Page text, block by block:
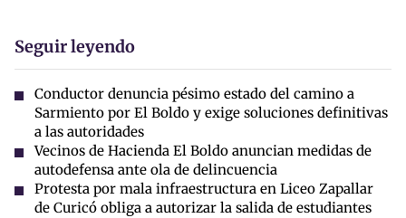
Seguir leyendo
Conductor denuncia pésimo estado del camino a
Sarmiento por El Boldo y exige soluciones definitivas
a las autoridades
Vecinos de Hacienda El Boldo anuncian medidas de
autodefensa ante ola de delincuencia
Protesta por mala infraestructura en Liceo Zapallar
de Curicó obliga a autorizar la salida de estudiantes